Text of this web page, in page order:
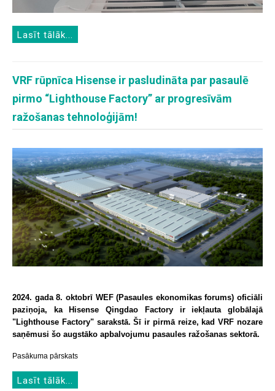
Lasīt tālāk...
VRF rūpnīca Hisense ir pasludināta par pasaulē
pirmo “Lighthouse Factory” ar progresīvām
ražošanas tehnoloģijām!
2024. gada 8. oktobrī WEF (Pasaules ekonomikas forums) oficiāli
paziņoja, ka Hisense Qingdao Factory ir iekļauta globālajā
"Lighthouse Factory" sarakstā. Šī ir pirmā reize, kad VRF nozare
saņēmusi šo augstāko apbalvojumu pasaules ražošanas sektorā.
Pasākuma pārskats
Lasīt tālāk...